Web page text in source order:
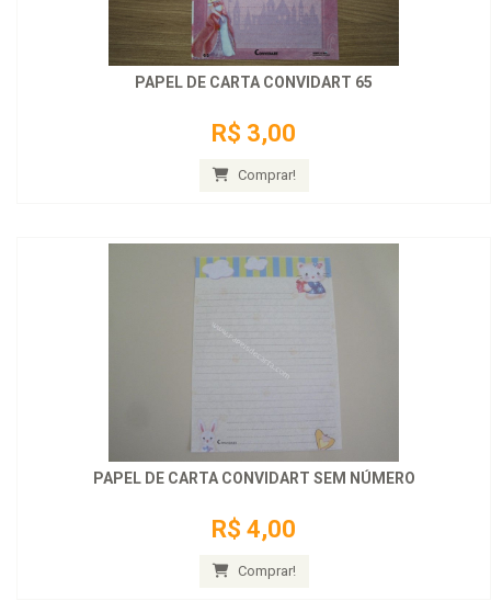
PAPEL DE CARTA CONVIDART 65
R$ 3,00
Comprar!
PAPEL DE CARTA CONVIDART SEM NÚMERO
R$ 4,00
Comprar!